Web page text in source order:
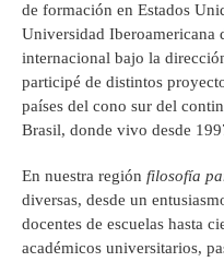
de formación en Estados
Universidad Iberoamericana
internacional bajo la
participé de distintos
países del cono sur del
Brasil, donde vivo desde
En nuestra región filosofía
diversas, desde un
docentes de escuelas hasta
académicos universitarios,